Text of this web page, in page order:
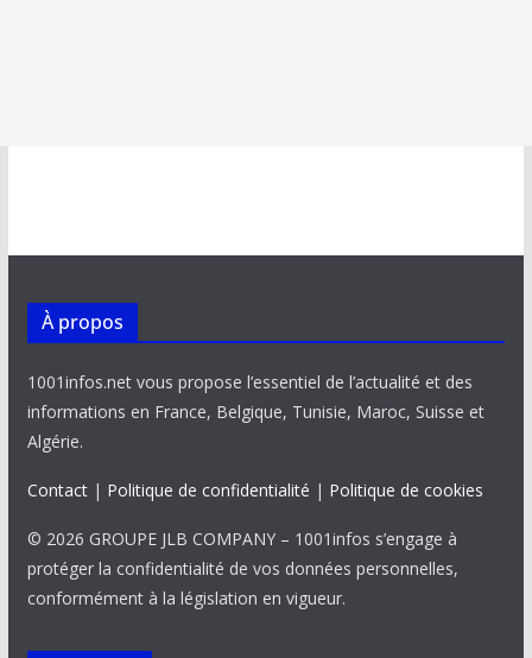
À propos
1001infos.net vous propose l’essentiel de l’actualité et des
informations en France, Belgique, Tunisie, Maroc, Suisse et
Algérie.
Contact| Politique de confidentialité | Politique de cookies
© 2026 GROUPE JLB COMPANY – 1001infos s’engage à
protéger la confidentialité de vos données personnelles,
conformément à la législation en vigueur.